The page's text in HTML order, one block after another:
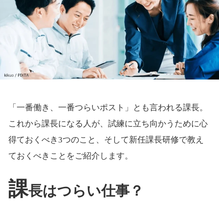
「一番働き、一番つらいポスト」とも言われる課長。
これから課長になる人が、試練に立ち向かうために心
得ておくべき3つのこと、そして新任課長研修で教え
ておくべきことをご紹介します。
課長はつらい仕事？